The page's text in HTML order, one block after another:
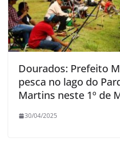
Dourados: Prefeito
pesca no lago do
Martins neste 1º de
30/04/2025